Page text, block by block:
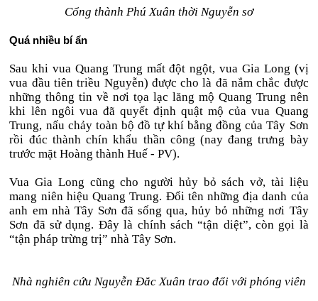
Cổng thành Phú Xuân thời Nguyễn sơ
Quá nhiều bí ẩn
Sau khi vua Quang Trung mất đột ngột, vua Gia Long (vị
vua đầu tiên triều Nguyễn) được cho là đã nắm chắc được
những thông tin về nơi tọa lạc lăng mộ Quang Trung nên
khi lên ngôi vua đã quyết định quật mộ của vua Quang
Trung, nấu chảy toàn bộ đồ tự khí bằng đồng của Tây Sơn
rồi đúc thành chín khẩu thần công (nay đang trưng bày
trước mặt Hoàng thành Huế - PV).
Vua Gia Long cũng cho người hủy bỏ sách vở, tài liệu
mang niên hiệu Quang Trung. Đổi tên những địa danh của
anh em nhà Tây Sơn đã sống qua, hủy bỏ những nơi Tây
Sơn đã sử dụng. Đây là chính sách “tận diệt”, còn gọi là
“tận pháp trừng trị” nhà Tây Sơn.
Nhà nghiên cứu Nguyễn Đắc Xuân trao đổi với phóng viên